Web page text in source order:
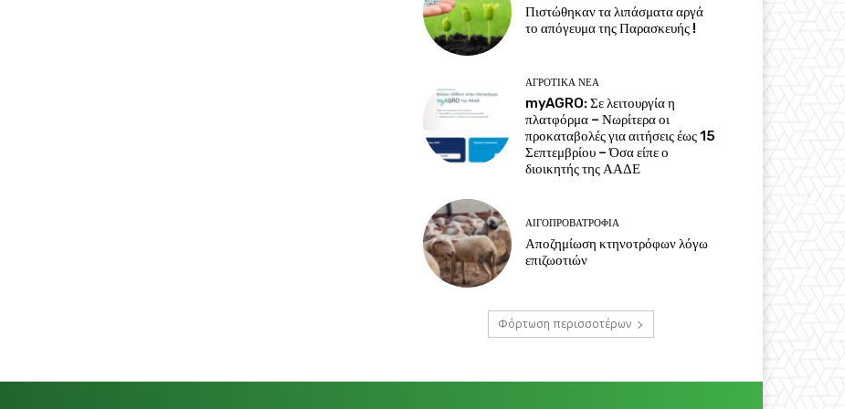
Πιστώθηκαν τα λιπάσματα αργά
το απόγευμα της Παρασκευής !
ΑΓΡΟΤΙΚΆ ΝΈΑ
myAGRO: Σε λειτουργία η
πλατφόρμα – Νωρίτερα οι
προκαταβολές για αιτήσεις έως 15
Σεπτεμβρίου – Όσα είπε ο
διοικητής της ΑΑΔΕ
ΑΙΓΟΠΡΟΒΑΤΡΟΦΊΑ
Αποζημίωση κτηνοτρόφων λόγω
επιζωοτιών
Φόρτωση περισσοτέρων